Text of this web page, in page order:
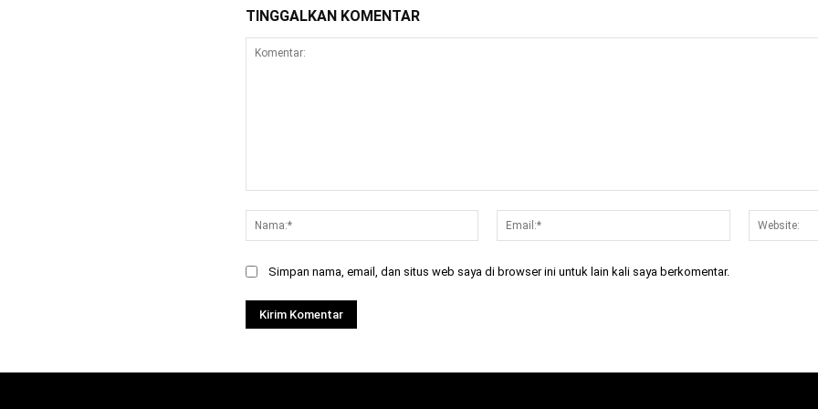
TINGGALKAN KOMENTAR
Nama:*
Email:*
Simpan nama, email, dan situs web saya di browser ini untuk lain kali saya berkomentar.